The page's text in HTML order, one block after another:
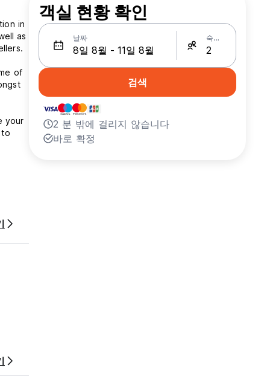
in
as
of
your
to
객실 현황 확인
날짜 숙박인원
검색
2 분 밖에 걸리지 않습니다
바로 확정